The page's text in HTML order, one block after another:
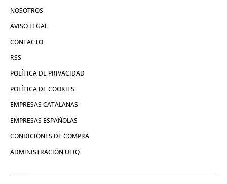
NOSOTROS
AVISO LEGAL
CONTACTO
RSS
POLÍTICA DE PRIVACIDAD
POLÍTICA DE COOKIES
EMPRESAS CATALANAS
EMPRESAS ESPAÑOLAS
CONDICIONES DE COMPRA
ADMINISTRACIÓN UTIQ